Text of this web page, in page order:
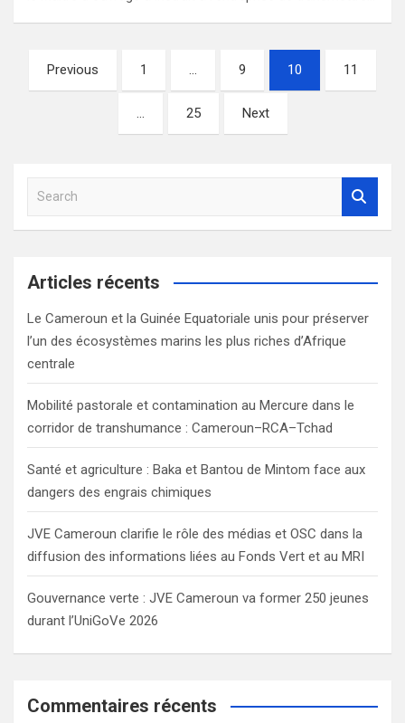
Pagination
des
publications
Previous 1 … 9 10 11
… 25 Next
a
c
Articles récents
Le Cameroun et la Guinée Equatoriale unis pour préserver
l’un des écosystèmes marins les plus riches d’Afrique
centrale
Mobilité pastorale et contamination au Mercure dans le
corridor de transhumance : Cameroun–RCA–Tchad
Santé et agriculture : Baka et Bantou de Mintom face aux
dangers des engrais chimiques
JVE Cameroun clarifie le rôle des médias et OSC dans la
diffusion des informations liées au Fonds Vert et au MRI
Gouvernance verte : JVE Cameroun va former 250 jeunes
durant l’UniGoVe 2026
Commentaires récents